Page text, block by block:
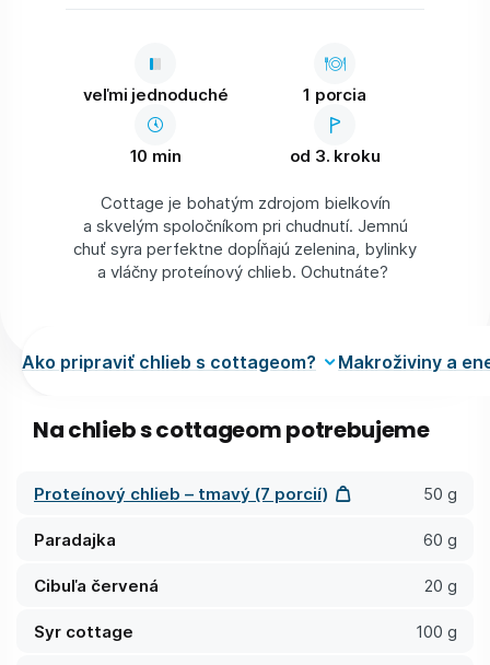
veľmi jednoduché 1 porcia
10 min od 3. kroku
Cottage je bohatým zdrojom bielkovín
a skvelým spoločníkom pri chudnutí. Jemnú
chuť syra perfektne dopĺňajú zelenina, bylinky
a vláčny proteínový chlieb. Ochutnáte?
Ako pripraviť chlieb s cottageom? Makroživiny a
Na chlieb s cottageom potrebujeme
Proteínový chlieb – tmavý (7 porcií) 50 g
Paradajka 60 g
Cibuľa červená 20 g
Syr cottage 100 g